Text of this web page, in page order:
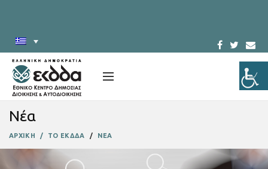
Νέα
ΑΡΧΙΚΗ ΤΟ ΕΚΔΔΑ ΝΕΑ